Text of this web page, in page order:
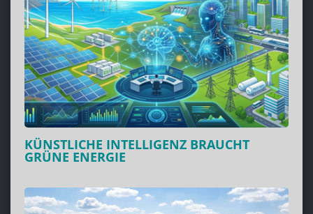
KÜNSTLICHE INTELLIGENZ BRAUCHT
GRÜNE ENERGIE